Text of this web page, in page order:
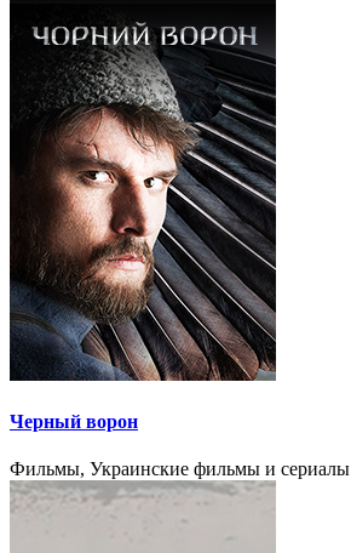
Черный ворон
Фильмы, Украинские фильмы и сериалы